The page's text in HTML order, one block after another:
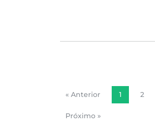
« Anterior 1 2
Próximo »